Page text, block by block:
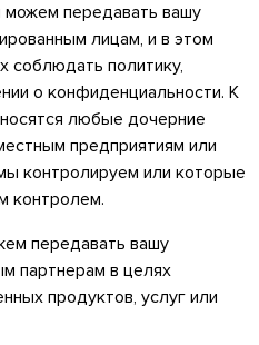
передавать вашу
лицам, и в этом
соблюдать политику,
о конфиденциальности. К
любые дочерние
предприятиям или
контролируем или которые
контролем.
передавать вашу
партнерам в целях
продуктов, услуг или